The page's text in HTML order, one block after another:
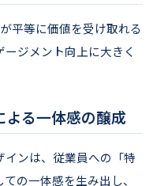
平等に価値を受け取れる
ジメント向上に大きく
よる一体感の醸成
ンは、従業員への「特
の一体感を生み出し、